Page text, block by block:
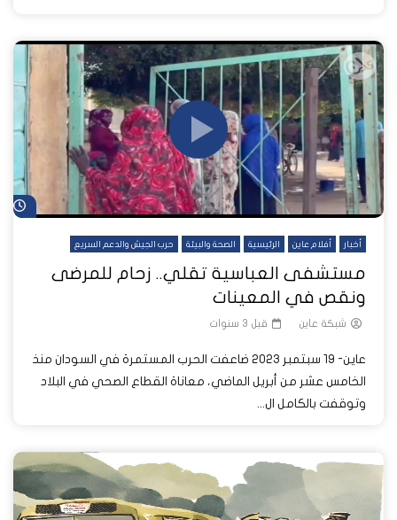
أخبار أفلام عاين الرئيسية الصحة والبيئة حرب الجيش والدعم السريع
مستشفى العباسية تقلي.. زحام للمرضى
ونقص في المعينات
شبكة عاين قبل 3 سنوات
عاين- 19 سبتمبر 2023 ضاعفت الحرب المستمرة في السودان منذ
الخامس عشر من أبريل الماضي، معاناة القطاع الصحي في البلاد
وتوقفت بالكامل ال...